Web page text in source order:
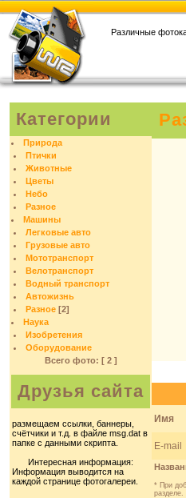
Различные
Категории
Природа
Птички
Животные
Цветы
Небо
Разное
Машины
Легковые авто
Грузовые авто
Мототранспорт
Велотранспорт
Водный транспорт
Автожизнь
Разное [2]
Наука
Изобретения
Оборудование
Всего фото: [ 2 ]
Друзья сайта
размещаем ссылки, баннеры,
счётчики и т.д. в файле msg.dat в
папке с данными скрипта.
Интересная информация:
Информация выводится на
каждой странице фотогалереи.
Имя
E-mail
* При
разделе.